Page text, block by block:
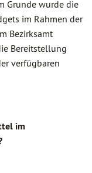
Grunde wurde die
im Rahmen der
Bezirksamt
Bereitstellung
verfügbaren
im